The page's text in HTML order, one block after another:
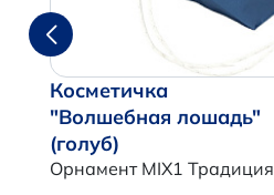
Косметичка
"Волшебная лошадь"
(голуб)
Орнамент MIX1 Традиция